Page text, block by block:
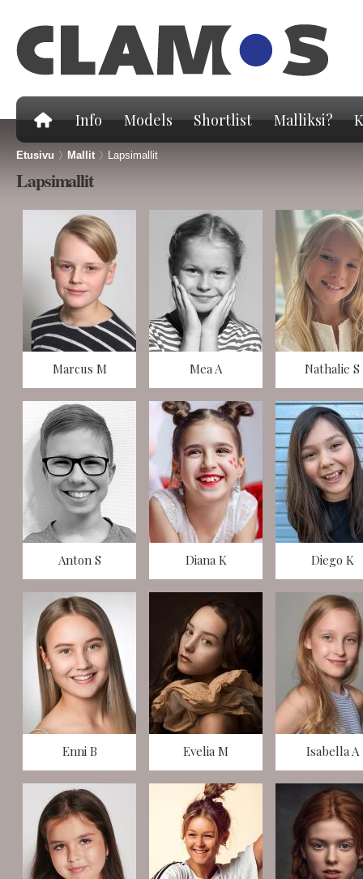
Info Models Shortlist Malliksi?
Etusivu > Mallit> Lapsimallit
Lapsimallit
Marcus M Mea A Nathalie S
Anton S Diana K Diego K
Enni B Evelia M Isabella A
Sivut